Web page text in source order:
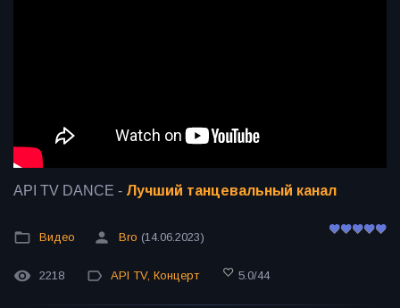
API TV DANCE - Лучший танцевальный канал
Видео Bro (14.06.2023)
2218 API TV, Концерт 5.0/44